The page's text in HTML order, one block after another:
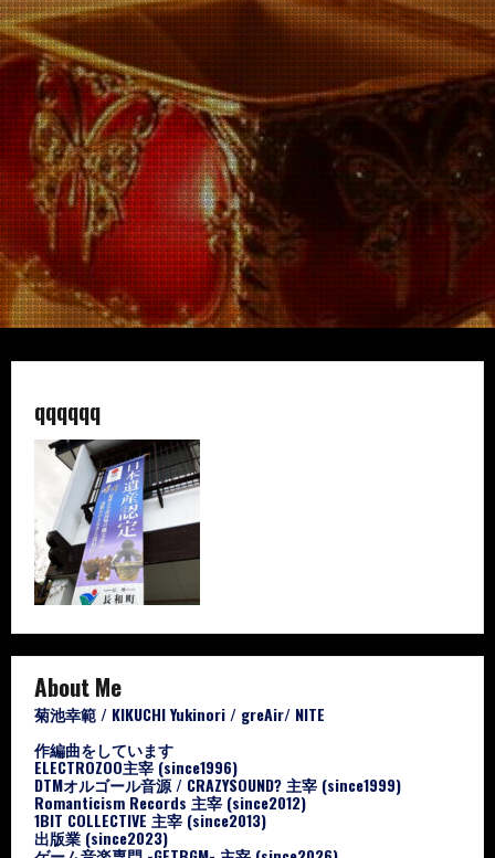
qqqqqq
About Me
菊池幸範 / KIKUCHI Yukinori / greAir/ NITE
作編曲をしています
ELECTROZOO主宰 (since1996)
DTMオルゴール音源 / CRAZYSOUND? 主宰 (since1999)
Romanticism Records 主宰 (since2012)
1BIT COLLECTIVE 主宰 (since2013)
出版業 (since2023)